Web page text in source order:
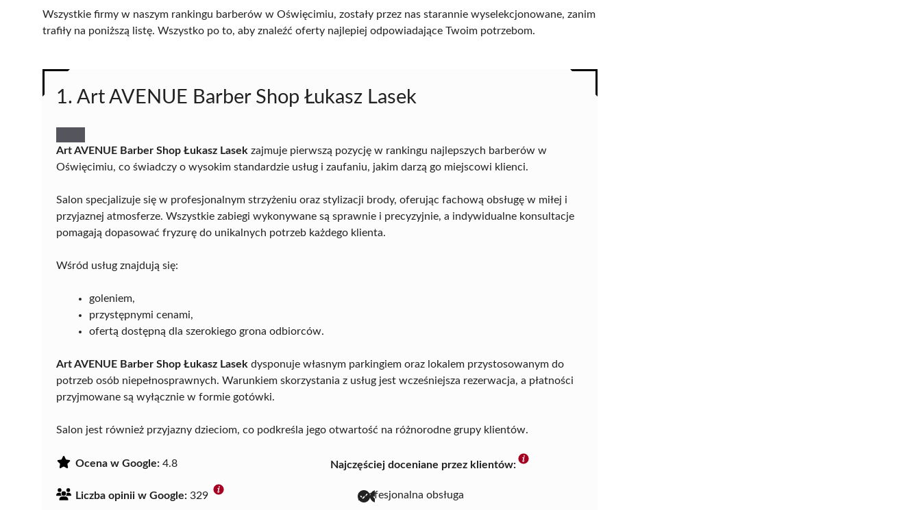
Wszystkie firmy w naszym rankingu barberów w Oświęcimiu, zostały przez nas starannie wyselekcjonowane, zanim
trafiły na poniższą listę. Wszystko po to, aby znaleźć oferty najlepiej odpowiadające Twoim potrzebom.
1. Art AVENUE Barber Shop Łukasz Lasek
Art AVENUE Barber Shop Łukasz Lasek zajmuje pierwszą pozycję w rankingu najlepszych barberów w
Oświęcimiu, co świadczy o wysokim standardzie usług i zaufaniu, jakim darzą go miejscowi klienci.
Salon specjalizuje się w profesjonalnym strzyżeniu oraz stylizacji brody, oferując fachową obsługę w miłej i
przyjaznej atmosferze. Wszystkie zabiegi wykonywane są sprawnie i precyzyjnie, a indywidualne konsultacje
pomagają dopasować fryzurę do unikalnych potrzeb każdego klienta.
Wśród usług znajdują się:
goleniem,
przystępnymi cenami,
ofertą dostępną dla szerokiego grona odbiorców.
Art AVENUE Barber Shop Łukasz Lasek dysponuje własnym parkingiem oraz lokalem przystosowanym do
potrzeb osób niepełnosprawnych. Warunkiem skorzystania z usług jest wcześniejsza rezerwacja, a płatności
przyjmowane są wyłącznie w formie gotówki.
Salon jest również przyjazny dzieciom, co podkreśla jego otwartość na różnorodne grupy klientów.
Ocena w Google: 4.8
Liczba opinii w Google: 329
Najczęściej doceniane przez klientów:
profesjonalna obsługa